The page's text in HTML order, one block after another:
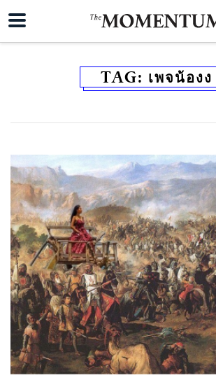
TAG: เพจน้องง
ค้นหา
SHARE TWEET LINE